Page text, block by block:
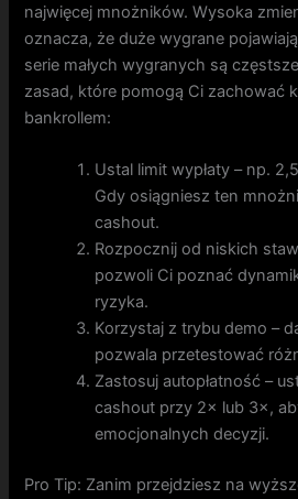
najwięcej mnożników. Wysoka
oznacza, że duże wygrane
serie małych wygranych są
zasad, które pomogą Ci zachować
bankrollem:
Ustal limit wypłaty – np.
Gdy osiągniesz ten
cashout.
Rozpocznij od niskich
pozwoli Ci poznać
ryzyka.
Korzystaj z trybu demo –
pozwala przetestować
Zastosuj autopłatność –
cashout przy 2× lub 3×,
emocjonalnych decyzji.
Pro Tip: Zanim przejdziesz na